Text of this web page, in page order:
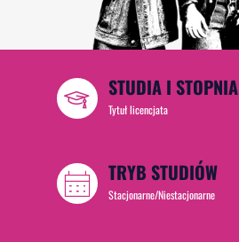
STUDIA I STOPNIA
Tytuł licencjata
TRYB STUDIÓW
Stacjonarne/Niestacjonarne